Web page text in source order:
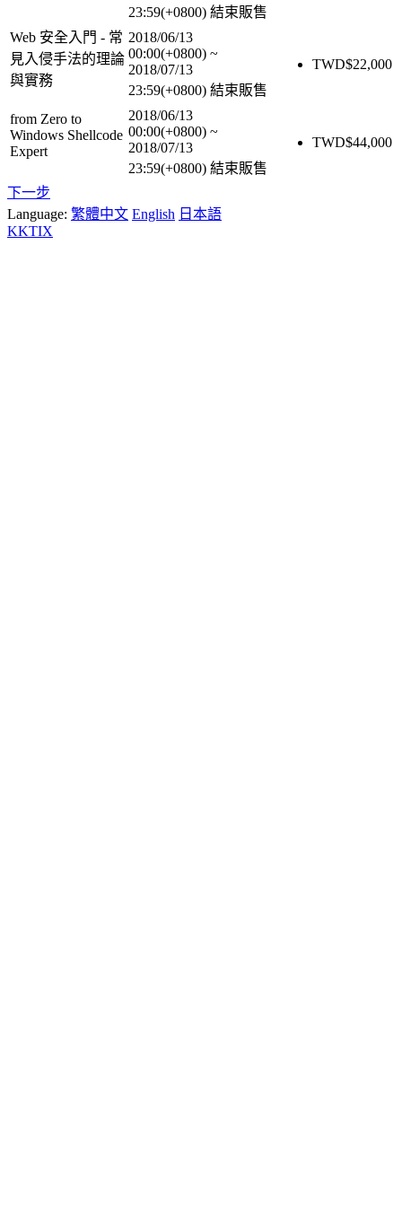
23:59(+0800) 結束販售
Web 安全入門 - 常
見入侵手法的理論
與實務
2018/06/13
00:00(+0800) ~
2018/07/13
23:59(+0800) 結束販售
TWD$22,000
from Zero to
Windows Shellcode
Expert
2018/06/13
00:00(+0800) ~
2018/07/13
23:59(+0800) 結束販售
TWD$44,000
下一步
Language: 繁體中文 English 日本語
KKTIX